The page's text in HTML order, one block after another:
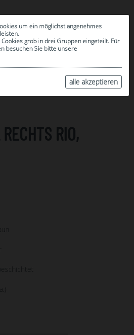
um ein möglichst angenehmes
grob in drei Gruppen eingeteilt. Für
besuchen Sie bitte unsere
alle akzeptieren
RIO,